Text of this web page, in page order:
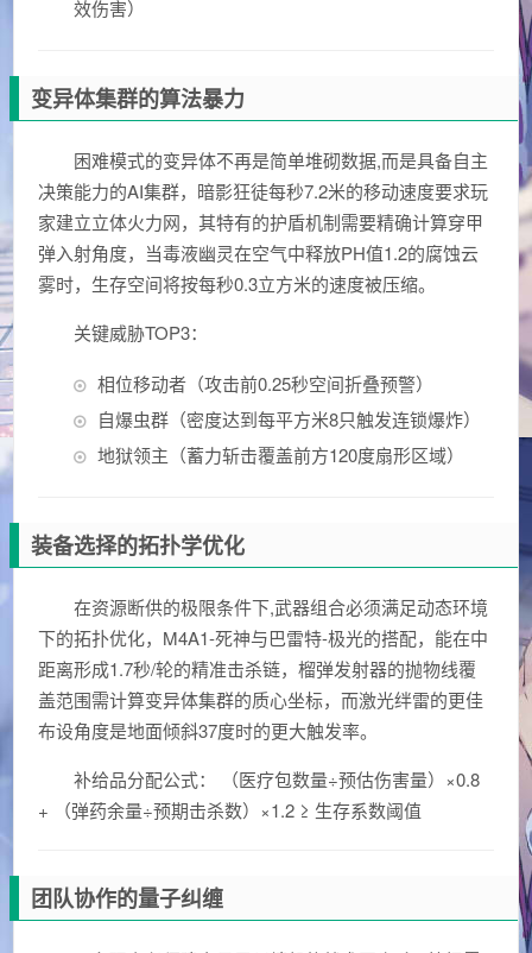
效伤害）
变异体集群的算法暴力
困难模式的变异体不再是简单堆砌数据,而是具备自主
决策能力的AI集群，暗影狂徒每秒7.2米的移动速度要求玩
家建立立体火力网，其特有的护盾机制需要精确计算穿甲
弹入射角度，当毒液幽灵在空气中释放PH值1.2的腐蚀云
雾时，生存空间将按每秒0.3立方米的速度被压缩。
关键威胁TOP3：
相位移动者（攻击前0.25秒空间折叠预警）
自爆虫群（密度达到每平方米8只触发连锁爆炸）
地狱领主（蓄力斩击覆盖前方120度扇形区域）
装备选择的拓扑学优化
在资源断供的极限条件下,武器组合必须满足动态环境
下的拓扑优化，M4A1-死神与巴雷特-极光的搭配，能在中
距离形成1.7秒/轮的精准击杀链，榴弹发射器的抛物线覆
盖范围需计算变异体集群的质心坐标，而激光绊雷的更佳
布设角度是地面倾斜37度时的更大触发率。
补给品分配公式： （医疗包数量÷预估伤害量）×0.8
+ （弹药余量÷预期击杀数）×1.2 ≥ 生存系数阈值
团队协作的量子纠缠